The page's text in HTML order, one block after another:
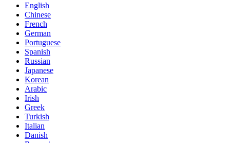
English
Chinese
French
German
Portuguese
Spanish
Russian
Japanese
Korean
Arabic
Irish
Greek
Turkish
Italian
Danish